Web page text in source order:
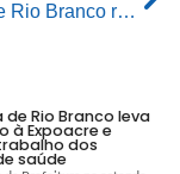
Prefeito de Rio Branco recebe a visita do Procurador-Geral de Justiça
Rio Branco leva
à Expoacre e
dos
saúde